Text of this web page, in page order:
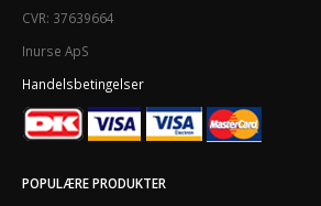
CVR: 37639664
Inurse ApS
Handelsbetingelser
POPULÆRE PRODUKTER